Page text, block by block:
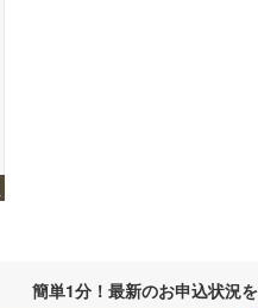
簡単1分！最新のお申込状況